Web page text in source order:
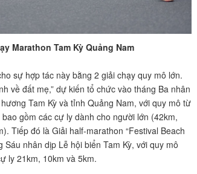
Marathon Tam Kỳ Quảng Nam
sự hợp tác này bằng 2 giải chạy quy mô lớn.
về đất mẹ,” dự kiến tổ chức vào tháng Ba nhân
Tam Kỳ và tỉnh Quảng Nam, với quy mô từ
gồm các cự ly dành cho người lớn (42km,
Tiếp đó là Giải half-marathon “Festival Beach
nhân dịp Lễ hội biển Tam Kỳ, với quy mô
ly 21km, 10km và 5km.